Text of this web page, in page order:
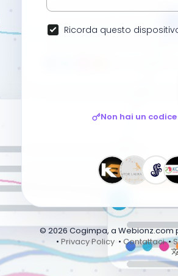
Ricorda questo
Non hai un
© 2026 Cogimpa, a Webionz.com
•Privacy Policy •Contattaci•